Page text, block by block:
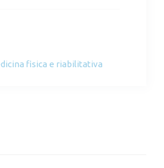
fisica e riabilitativa